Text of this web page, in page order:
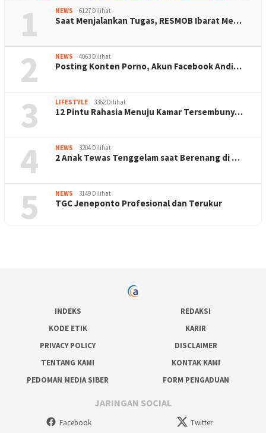
1 NEWS 6127 Dilihat
Saat Menjalankan Tugas, RESMOB Ibarat Me…
2 NEWS 4063 Dilihat
Posting Konten Porno, Akun Facebook Andi…
3 LIFESTYLE 3362 Dilihat
12 Pintu Rahasia Menuju Kamar Tersembuny…
4 NEWS 3204 Dilihat
2 Anak Tewas Tenggelam saat Berenang di …
5 NEWS 3149 Dilihat
TGC Jeneponto Profesional dan Terukur
INDEKS
REDAKSI
KODE ETIK
KARIR
PRIVACY POLICY
DISCLAIMER
TENTANG KAMI
KONTAK KAMI
PEDOMAN MEDIA SIBER
FORM PENGADUAN
JARINGAN SOCIAL
Facebook Twitter